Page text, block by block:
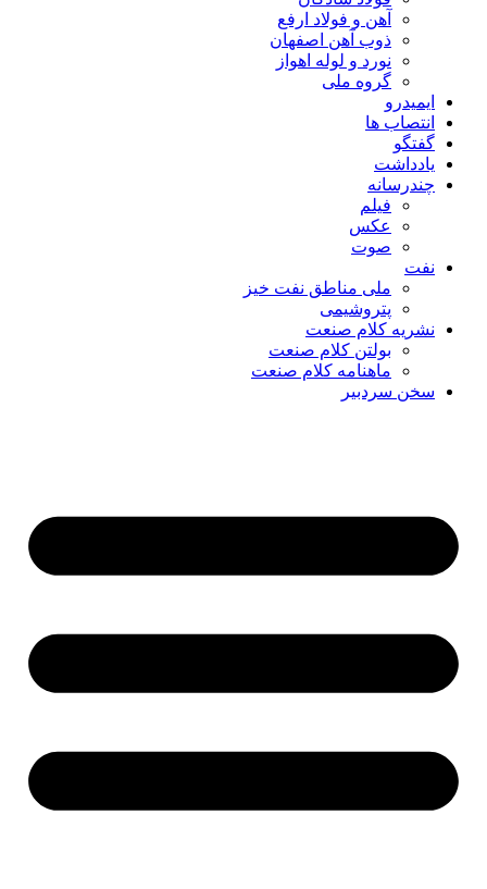
آهن و فولاد ارفع
ذوب آهن اصفهان
نورد و لوله اهواز
گروه ملی
ایمیدرو
انتصاب ها
گفتگو
یادداشت
چندرسانه
فیلم
عکس
صوت
نفت
ملی مناطق نفت خیز
پتروشیمی
نشریه کلام صنعت
بولتن کلام صنعت
ماهنامه کلام صنعت
سخن سردبیر